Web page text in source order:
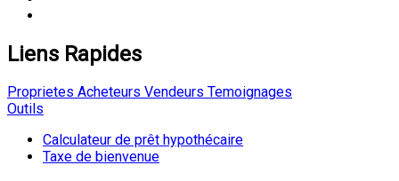
Liens Rapides
Proprietes Acheteurs Vendeurs Temoignages
Outils
Calculateur de prêt hypothécaire
Taxe de bienvenue